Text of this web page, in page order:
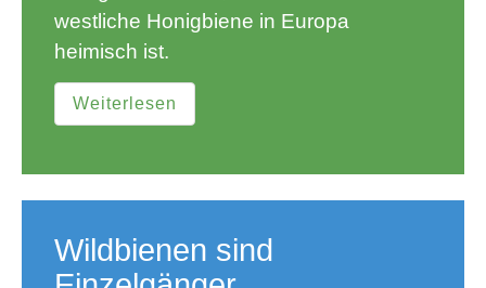
westliche Honigbiene in Europa
heimisch ist.
Weiterlesen
Wildbienen sind